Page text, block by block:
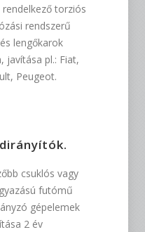
torziós
rendszerű
lengőkarok
javítása pl.: Fiat,
Peugeot.
csuklós vagy
futómű
gépelemek
2 év